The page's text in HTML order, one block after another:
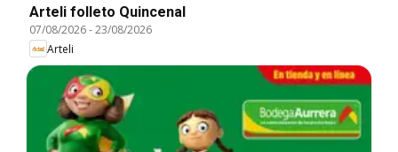
Arteli folleto Quincenal
07/08/2026-23/08/2026
Arteli